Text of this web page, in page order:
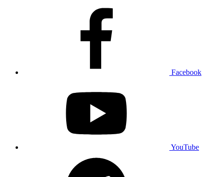
Facebook
YouTube